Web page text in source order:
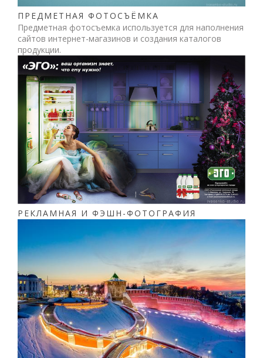
ПРЕДМЕТНАЯ ФОТОСЪЁМКА
Предметная фотосъемка используется для наполнения
сайтов интернет-магазинов и создания каталогов
продукции.
РЕКЛАМНАЯ И ФЭШН-ФОТОГРАФИЯ